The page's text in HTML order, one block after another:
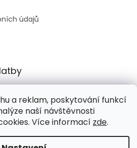
a reklam, poskytování funkcí
naší návštěvnosti
Více informací zde.
údajů
Vytvořil Shoptet